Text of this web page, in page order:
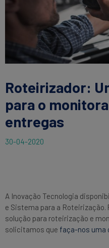
Roteirizador:
para o
entregas
30-04-2020
A Inovação Tecnologia
e Sistema para a
solução para roteirização e
solicitamos que faça-nos uma